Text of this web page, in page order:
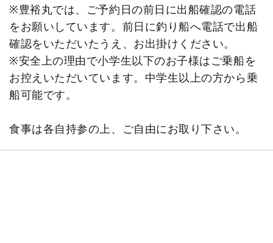
※豊裕丸では、ご予約日の前日に出船確認の電話
をお願いしています。前日に釣り船へ電話で出船
確認をいただいたうえ、お出掛けください。
※安全上の理由で小学生以下のお子様はご乗船を
お控えいただいています。中学生以上の方から乗
船可能です。
食事は各自持参の上、ご自由にお取り下さい。